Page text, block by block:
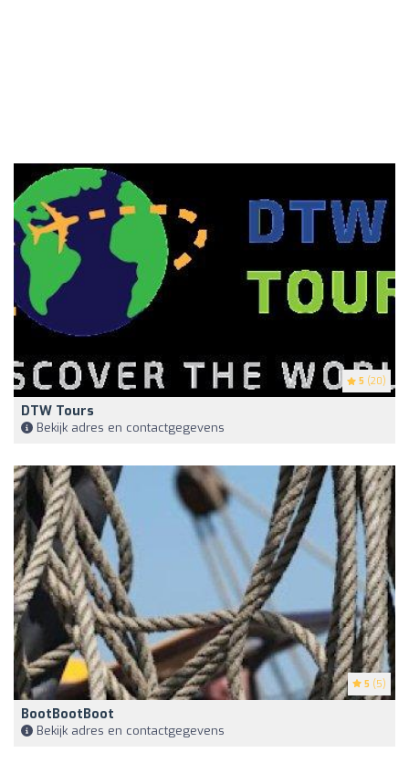
5 (20)
DTW Tours
Bekijk adres en contactgegevens
5 (5)
BootBootBoot
Bekijk adres en contactgegevens